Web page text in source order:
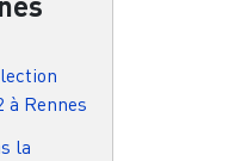
à Rennes
la